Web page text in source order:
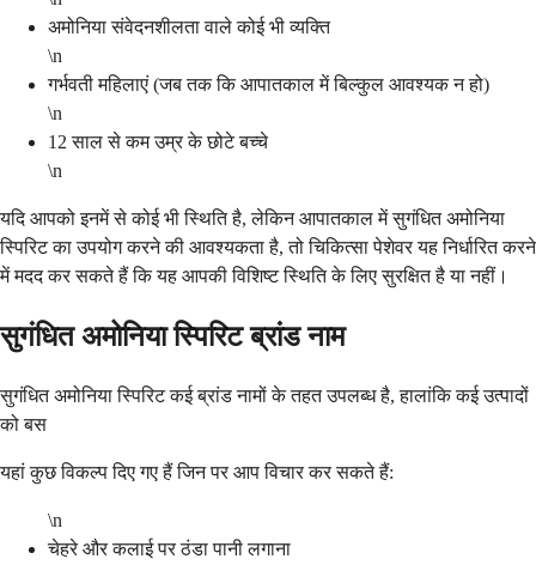
अमोनिया संवेदनशीलता वाले कोई भी व्यक्ति
\n
गर्भवती महिलाएं (जब तक कि आपातकाल में बिल्कुल आवश्यक न हो)
\n
12 साल से कम उम्र के छोटे बच्चे
\n
यदि आपको इनमें से कोई भी स्थिति है, लेकिन आपातकाल में सुगंधित अमोनिया
स्पिरिट का उपयोग करने की आवश्यकता है, तो चिकित्सा पेशेवर यह निर्धारित करने
में मदद कर सकते हैं कि यह आपकी विशिष्ट स्थिति के लिए सुरक्षित है या नहीं।
सुगंधित अमोनिया स्पिरिट ब्रांड नाम
सुगंधित अमोनिया स्पिरिट कई ब्रांड नामों के तहत उपलब्ध है, हालांकि कई उत्पादों
को बस
यहां कुछ विकल्प दिए गए हैं जिन पर आप विचार कर सकते हैं:
\n
चेहरे और कलाई पर ठंडा पानी लगाना